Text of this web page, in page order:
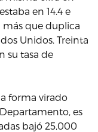
en 14.4 e
más que duplica
Unidos. Treinta
su tasa de
forma virado
es
bajó 25,000